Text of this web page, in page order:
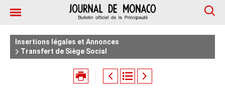
Insertions légales et Annonces
Transfert de Siège Social